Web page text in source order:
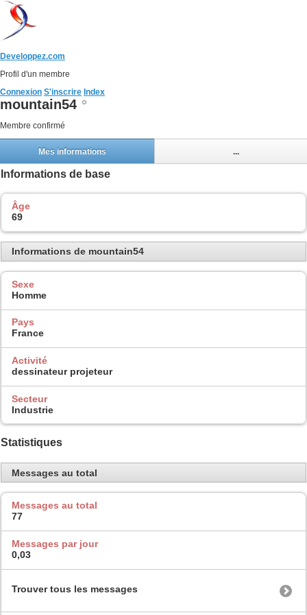
Developpez.com
Profil d'un membre
Connexion S'inscrire Index
mountain54
Membre confirmé
Mes informations ...
Informations de base
Âge
69
Informations de mountain54
Sexe
Homme
Pays
France
Activité
dessinateur projeteur
Secteur
Industrie
Statistiques
Messages au total
Messages au total
77
Messages par jour
0,03
Trouver tous les messages